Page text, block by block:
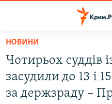
Перейти
основного
матеріалу
Перейти
до
ВОДА.КРИМ
ВІДЕО ТА ФОТО
НОВИНИ
Чотирьох суддів
засудили до 13 і
за держзраду –